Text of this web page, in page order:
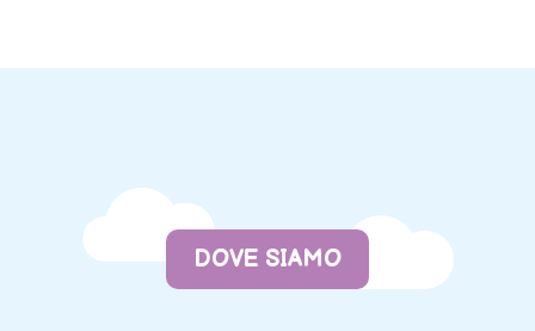
DOVE SIAMO